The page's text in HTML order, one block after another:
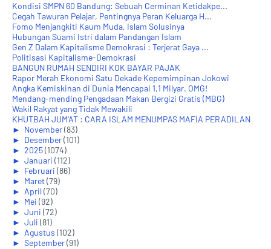
Kondisi SMPN 60 Bandung: Sebuah Cerminan Ketidakpe...
Cegah Tawuran Pelajar, Pentingnya Peran Keluarga H...
Fomo Menjangkiti Kaum Muda, Islam Solusinya
Hubungan Suami Istri dalam Pandangan Islam
Gen Z Dalam Kapitalisme Demokrasi : Terjerat Gaya ...
Politisasi Kapitalisme-Demokrasi
BANGUN RUMAH SENDIRI KOK BAYAR PAJAK
Rapor Merah Ekonomi Satu Dekade Kepemimpinan Jokowi
Angka Kemiskinan di Dunia Mencapai 1,1 Milyar. OMG!
Mendang-mending Pengadaan Makan Bergizi Gratis (MBG)
Wakil Rakyat yang Tidak Mewakili
KHUTBAH JUM'AT : CARA ISLAM MENUMPAS MAFIA PERADILAN
► November(83)
► Desember(101)
► 2025(1074)
► Januari (112)
► Februari (86)
► Maret(79)
► April(70)
► Mei (92)
► Juni (72)
► Juli (81)
► Agustus (102)
► September(91)